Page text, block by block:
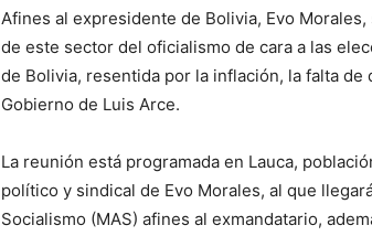
Afines al expresidente de Bolivia, Evo
de este sector del oficialismo de cara a las
de Bolivia, resentida por la inflación, la falta
Gobierno de Luis Arce.
La reunión está programada en Lauca,
político y sindical de Evo Morales, al que
Socialismo (MAS) afines al exmandatario,